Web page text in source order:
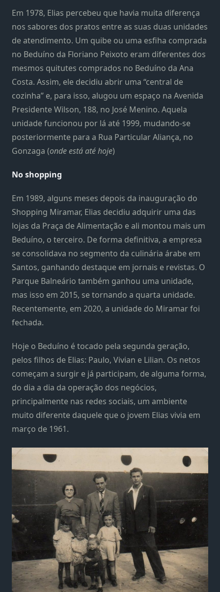
Em 1978, Elias percebeu que havia muita diferença
nos sabores dos pratos entre as suas duas unidades
de atendimento. Um quibe ou uma esfiha comprada
no Beduíno da Floriano Peixoto eram diferentes dos
mesmos quitutes comprados no Beduíno da Ana
Costa. Assim, ele decidiu abrir uma “central de
cozinha” e, para isso, alugou um espaço na Avenida
Presidente Wilson, 188, no José Menino. Aquela
unidade funcionou por lá até 1999, mudando-se
posteriormente para a Rua Particular Aliança, no
Gonzaga (onde está até hoje)
No shopping
Em 1989, alguns meses depois da inauguração do
Shopping Miramar, Elias decidiu adquirir uma das
lojas da Praça de Alimentação e ali montou mais um
Beduíno, o terceiro. De forma definitiva, a empresa
se consolidava no segmento da culinária árabe em
Santos, ganhando destaque em jornais e revistas. O
Parque Balneário também ganhou uma unidade,
mas isso em 2015, se tornando a quarta unidade.
Recentemente, em 2020, a unidade do Miramar foi
fechada.
Hoje o Beduíno é tocado pela segunda geração,
pelos filhos de Elias: Paulo, Vivian e Lilian. Os netos
começam a surgir e já participam, de alguma forma,
do dia a dia da operação dos negócios,
principalmente nas redes sociais, um ambiente
muito diferente daquele que o jovem Elias vivia em
março de 1961.